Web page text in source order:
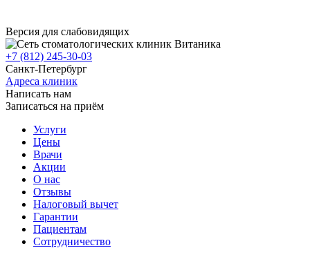
Версия для слабовидящих
+7 (812) 245-30-03
Санкт-Петербург
Адреса клиник
Написать нам
Записаться на приём
Услуги
Цены
Врачи
Акции
О нас
Отзывы
Налоговый вычет
Гарантии
Пациентам
Сотрудничество